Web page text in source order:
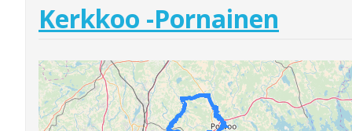
Kerkkoo -Pornainen